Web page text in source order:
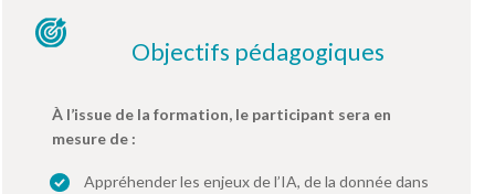
Objectifs pédagogiques
À l’issue de la formation, le participant sera en
mesure de :
Appréhender les enjeux de l’IA, de la donnée dans